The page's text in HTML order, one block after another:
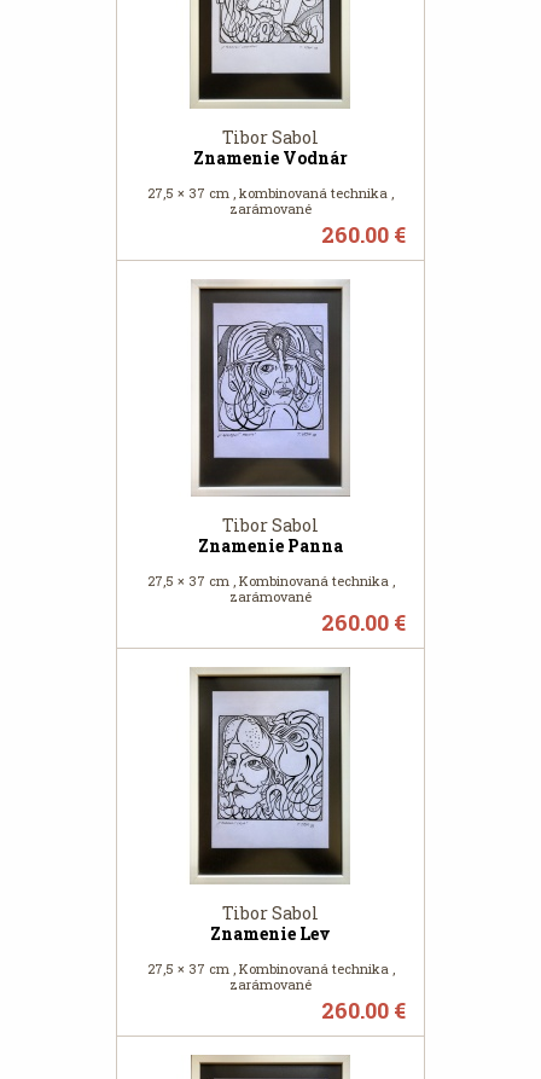
Tibor Sabol
Znamenie Vodnár
27,5 × 37 cm , kombinovaná technika ,
zarámované
260.00 €
Tibor Sabol
Znamenie Panna
27,5 × 37 cm , Kombinovaná technika ,
zarámované
260.00 €
Tibor Sabol
Znamenie Lev
27,5 × 37 cm , Kombinovaná technika ,
zarámované
260.00 €